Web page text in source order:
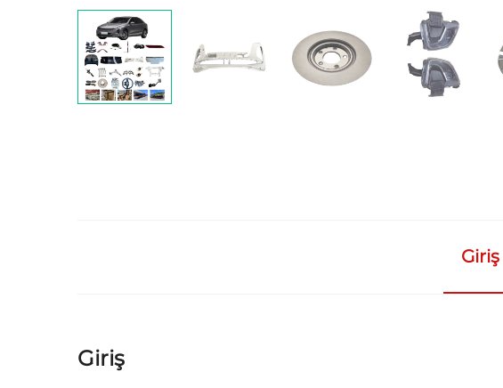
Giriş
Giriş